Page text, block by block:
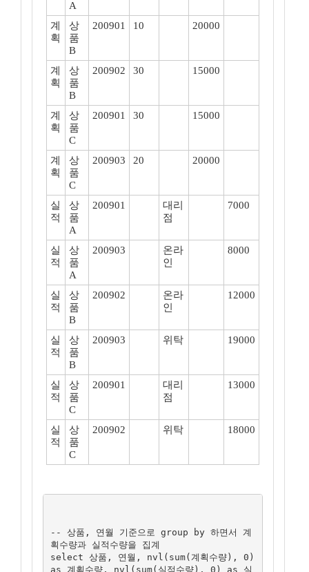
A
계
획
상
품
B
200901 10 20000
계
획
상
품
B
200902 30 15000
계
획
상
품
C
200901 30 15000
계
획
상
품
C
200903 20 20000
실
적
상
품
A
200901
대리
점
7000
실
적
상
품
A
200903
온라
인
8000
실
적
상
품
B
200902
온라
인
12000
실
적
상
품
B
200903 위탁 19000
실
적
상
품
C
200901
대리
점
13000
실
적
상
품
C
200902 위탁 18000
-- 상품, 연월 기준으로 group by 하면서 계
획수량과 실적수량을 집계
select 상품, 연월, nvl(sum(계획수량), 0)
as 계획수량, nvl(sum(실적수량), 0) as 실